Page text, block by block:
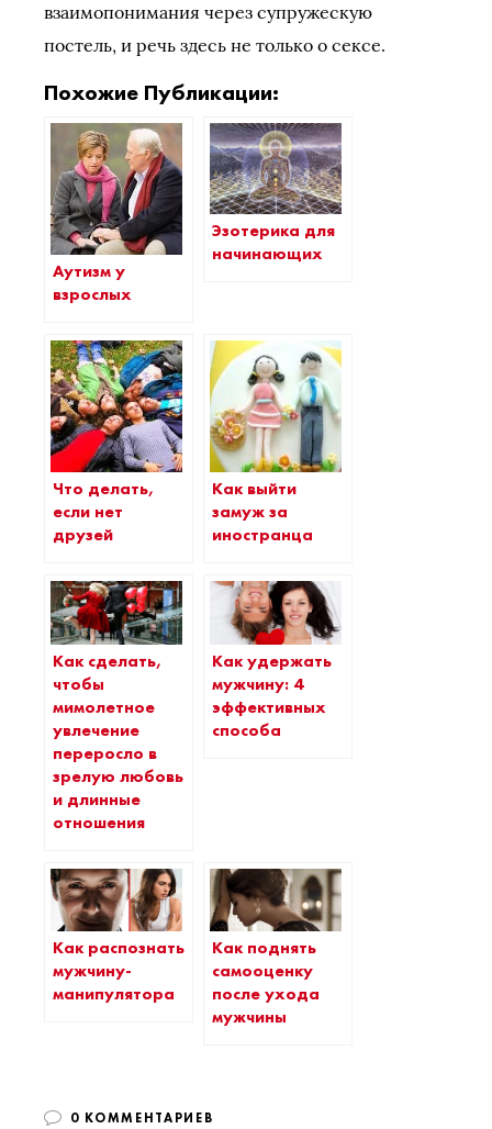
взаимопонимания через супружескую
постель, и речь здесь не только о сексе.
Похожие Публикации:
Аутизм у
взрослых
Эзотерика для
начинающих
Что делать,
если нет
друзей
Как выйти
замуж за
иностранца
Как сделать,
чтобы
мимолетное
увлечение
переросло в
зрелую любовь
и длинные
отношения
Как удержать
мужчину: 4
эффективных
способа
Как распознать
мужчину-
манипулятора
Как поднять
самооценку
после ухода
мужчины
0 КОММЕНТАРИЕВ